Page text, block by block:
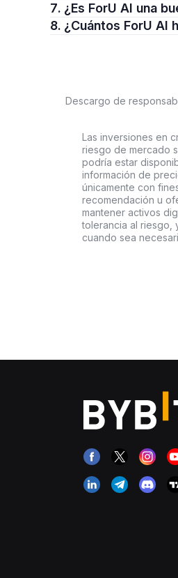
7. ¿Es ForU AI una
8. ¿Cuántos ForU AI
Descargo de
Las inversiones en
riesgo de mercado
podría estar
información de
únicamente con
recomendación u
mantener activos
tolerancia al riesgo,
cuando sea